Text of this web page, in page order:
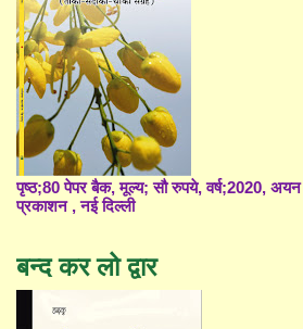
पृष्ठ;80 पेपर बैक, मूल्य; सौ रुपये, वर्ष;2020, अयन
प्रकाशन , नई दिल्ली
बन्द कर लो द्वार